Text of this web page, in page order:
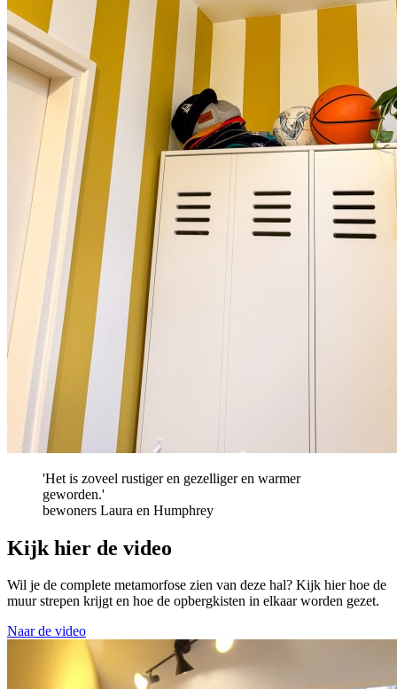
'Het is zoveel rustiger en gezelliger en warmer
geworden.'
bewoners Laura en Humphrey
Kijk hier de video
Wil je de complete metamorfose zien van deze hal? Kijk hier hoe de
muur strepen krijgt en hoe de opbergkisten in elkaar worden gezet.
Naar de video